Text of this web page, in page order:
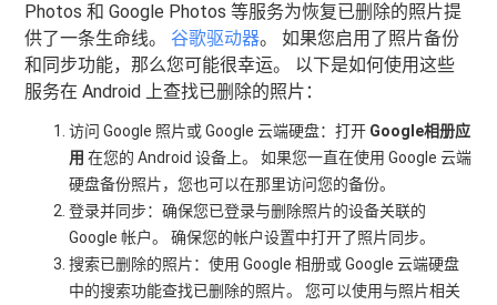
Photos 和 Google Photos 等服务为恢复已删除的照片提
供了一条生命线。谷歌驱动器。 如果您启用了照片备份
和同步功能，那么您可能很幸运。 以下是如何使用这些
服务在 Android 上查找已删除的照片：
访问 Google 照片或 Google 云端硬盘：打开 Google相册应
用 在您的 Android 设备上。 如果您一直在使用 Google 云端
硬盘备份照片，您也可以在那里访问您的备份。
登录并同步：确保您已登录与删除照片的设备关联的
Google 帐户。 确保您的帐户设置中打开了照片同步。
搜索已删除的照片：使用 Google 相册或 Google 云端硬盘
中的搜索功能查找已删除的照片。 您可以使用与照片相关